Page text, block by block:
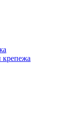
крепежа